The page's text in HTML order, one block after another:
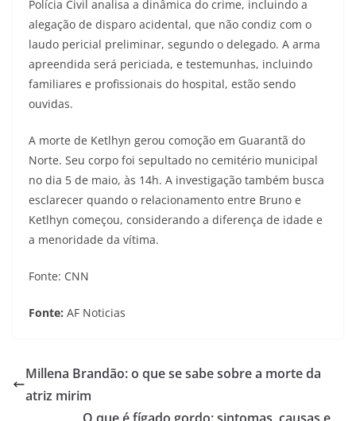
Polícia Civil analisa a dinâmica do crime, incluindo a
alegação de disparo acidental, que não condiz com o
laudo pericial preliminar, segundo o delegado. A arma
apreendida será periciada, e testemunhas, incluindo
familiares e profissionais do hospital, estão sendo
ouvidas.
A morte de Ketlhyn gerou comoção em Guarantã do
Norte. Seu corpo foi sepultado no cemitério municipal
no dia 5 de maio, às 14h. A investigação também busca
esclarecer quando o relacionamento entre Bruno e
Ketlhyn começou, considerando a diferença de idade e
a menoridade da vítima.
Fonte: CNN
Fonte: AF Noticias
Millena Brandão: o que se sabe sobre a morte da
atriz mirim